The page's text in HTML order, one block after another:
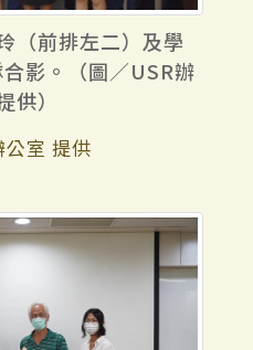
（前排左二）及學
影。（圖／USR辦
供）
公室 提供